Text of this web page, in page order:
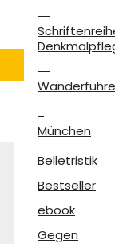
München
Belletristik
Bestseller
ebook
Gegen